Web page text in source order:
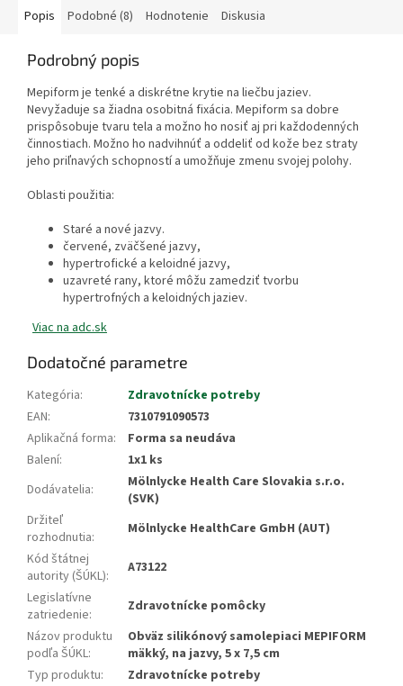
Popis Podobné (8) Hodnotenie Diskusia
Podrobný popis
Mepiform je tenké a diskrétne krytie na liečbu jaziev.
Nevyžaduje sa žiadna osobitná fixácia. Mepiform sa dobre
prispôsobuje tvaru tela a možno ho nosiť aj pri každodenných
činnostiach. Možno ho nadvihnúť a oddeliť od kože bez straty
jeho priľnavých schopností a umožňuje zmenu svojej polohy.
Oblasti použitia:
Staré a nové jazvy.
červené, zväčšené jazvy,
hypertrofické a keloidné jazvy,
uzavreté rany, ktoré môžu zamedziť tvorbu
hypertrofných a keloidných jaziev.
Viac na adc.sk
Dodatočné parametre
Kategória:
Zdravotnícke potreby
EAN:
7310791090573
Aplikačná forma:
Forma sa neudáva
Balení:
1x1 ks
Dodávatelia:
Mölnlycke Health Care Slovakia s.r.o.
(SVK)
Držiteľ
rozhodnutia:
Mölnlycke HealthCare GmbH (AUT)
Kód štátnej
autority (ŠÚKL):
A73122
Legislatívne
zatriedenie:
Zdravotnícke pomôcky
Názov produktu
podľa ŠÚKL:
Obväz silikónový samolepiaci MEPIFORM
mäkký, na jazvy, 5 x 7,5 cm
Typ produktu:
Zdravotnícke potreby